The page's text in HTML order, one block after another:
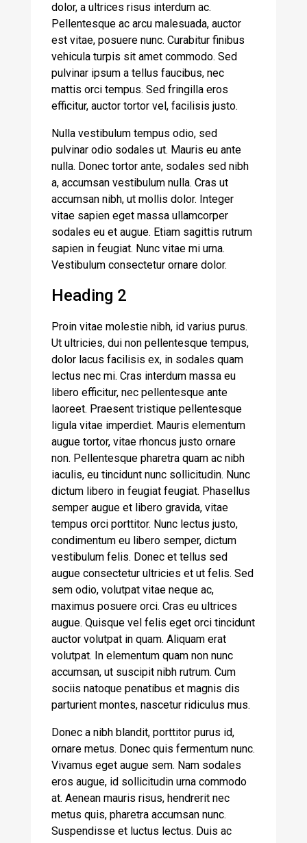
dolor, a ultrices risus interdum ac.
Pellentesque ac arcu malesuada, auctor
est vitae, posuere nunc. Curabitur finibus
vehicula turpis sit amet commodo. Sed
pulvinar ipsum a tellus faucibus, nec
mattis orci tempus. Sed fringilla eros
efficitur, auctor tortor vel, facilisis justo.
Nulla vestibulum tempus odio, sed
pulvinar odio sodales ut. Mauris eu ante
nulla. Donec tortor ante, sodales sed nibh
a, accumsan vestibulum nulla. Cras ut
accumsan nibh, ut mollis dolor. Integer
vitae sapien eget massa ullamcorper
sodales eu et augue. Etiam sagittis rutrum
sapien in feugiat. Nunc vitae mi urna.
Vestibulum consectetur ornare dolor.
Heading 2
Proin vitae molestie nibh, id varius purus.
Ut ultricies, dui non pellentesque tempus,
dolor lacus facilisis ex, in sodales quam
lectus nec mi. Cras interdum massa eu
libero efficitur, nec pellentesque ante
laoreet. Praesent tristique pellentesque
ligula vitae imperdiet. Mauris elementum
augue tortor, vitae rhoncus justo ornare
non. Pellentesque pharetra quam ac nibh
iaculis, eu tincidunt nunc sollicitudin. Nunc
dictum libero in feugiat feugiat. Phasellus
semper augue et libero gravida, vitae
tempus orci porttitor. Nunc lectus justo,
condimentum eu libero semper, dictum
vestibulum felis. Donec et tellus sed
augue consectetur ultricies et ut felis. Sed
sem odio, volutpat vitae neque ac,
maximus posuere orci. Cras eu ultrices
augue. Quisque vel felis eget orci tincidunt
auctor volutpat in quam. Aliquam erat
volutpat. In elementum quam non nunc
accumsan, ut suscipit nibh rutrum. Cum
sociis natoque penatibus et magnis dis
parturient montes, nascetur ridiculus mus.
Donec a nibh blandit, porttitor purus id,
ornare metus. Donec quis fermentum nunc.
Vivamus eget augue sem. Nam sodales
eros augue, id sollicitudin urna commodo
at. Aenean mauris risus, hendrerit nec
metus quis, pharetra accumsan nunc.
Suspendisse et luctus lectus. Duis ac